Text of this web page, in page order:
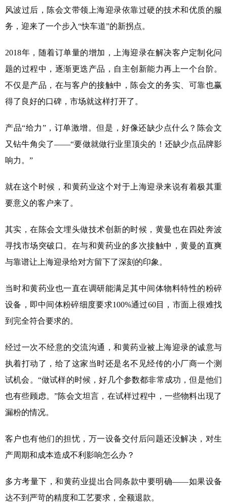
风波过后，陈会文带领上海迎录依靠过硬的技术和优质的服
务，迎来了一个步入“快车道”的新拐点。
2018年，随着订单量的增加，上海迎录在解决客户定制化问
题的过程中，逐渐更迭产品，自主创新能力再上一个台阶。
不仅是产品，在与客户的接触中，陈会文的务实、可靠也赢
得了良好的口碑，市场就这样打开了。
产品“给力”，订单激增。但是，好像还缺少点什么？陈会文
又钻牛角尖了——“要做就做行业里顶尖的！还缺少点品牌影
响力。”
就在这个时候，和黄药业这个对于上海迎录来说有着极其重
要意义的客户来了。
其实，在陈会文埋头做技术创新的时候，黄曼也在四处奔波
寻找市场突破口。在与和黄药业的多次接触中，黄曼的直爽
与靠谱让上海迎录给对方留下了深刻的印象。
当时和黄药业也一直在调研能满足其中间体物料特性的粉碎
设备，即中间体粉碎细度要求100%通过60目，市面上很难找
到完全符合要求的。
经过一次不经意的交流沟通，和黄药业被上海迎录的诚意与
执着打动了，给了这家当时还是名不见经传的小厂商一个测
试机会。“做试样的时候，好几个参数都非常成功，但是他们
也有些顾虑。”陈会文坦言，在试样过程中，一些物料出现了
漏粉的情况。
客户也有他们的担忧，万一设备交付后问题还没解决，对生
产周期和成本造成不利影响怎么办？
多方考量下，和黄药业提出合同条款中要明确——如果设备
达不到严苛的精度和工艺要求，全额退款。